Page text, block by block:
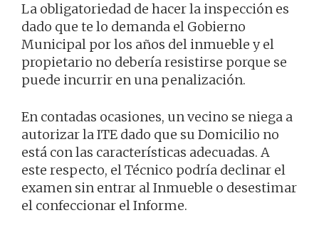
La obligatoriedad de hacer la inspección es
dado que te lo demanda el Gobierno
Municipal por los años del inmueble y el
propietario no debería resistirse porque se
puede incurrir en una penalización.
En contadas ocasiones, un vecino se niega a
autorizar la ITE dado que su Domicilio no
está con las características adecuadas. A
este respecto, el Técnico podría declinar el
examen sin entrar al Inmueble o desestimar
el confeccionar el Informe.